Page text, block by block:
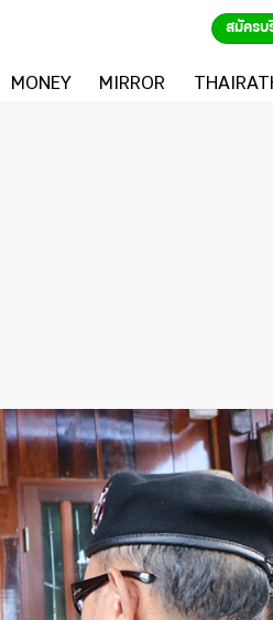
สมัครบ
MONEY MIRROR